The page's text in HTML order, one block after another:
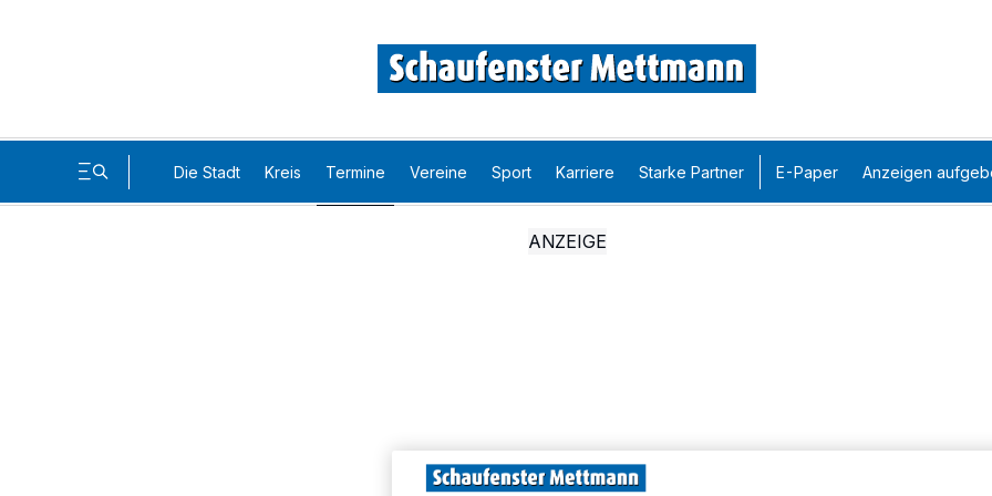
Die Stadt Kreis Termine Vereine Sport Karriere Starke Partner E-Paper Anzeigen